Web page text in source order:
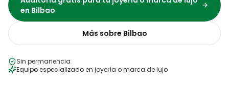
en Bilbao
Más sobre Bilbao
Sin permanencia
Equipo especializado en joyería o marca de lujo